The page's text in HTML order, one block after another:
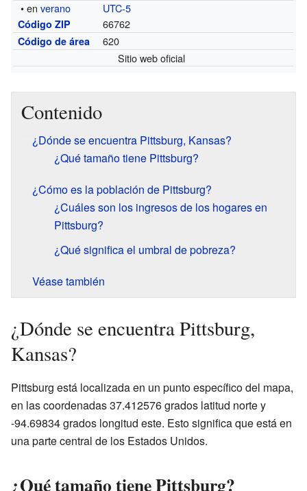
• enverano UTC-5
Código ZIP 66762
Código de área
620
Sitio web oficial
Contenido
¿Dónde se encuentra Pittsburg, Kansas?
¿Qué tamaño tiene Pittsburg?
¿Cómo es la población de Pittsburg?
¿Cuáles son los ingresos de los hogares en
Pittsburg?
¿Qué significa el umbral de pobreza?
Véase también
¿Dónde se encuentra Pittsburg,
Kansas?
Pittsburg está localizada en un punto específico del mapa,
en las coordenadas 37.412576 grados latitud norte y
-94.69834 grados longitud este. Esto significa que está en
una parte central de los Estados Unidos.
¿Qué tamaño tiene Pittsburg?